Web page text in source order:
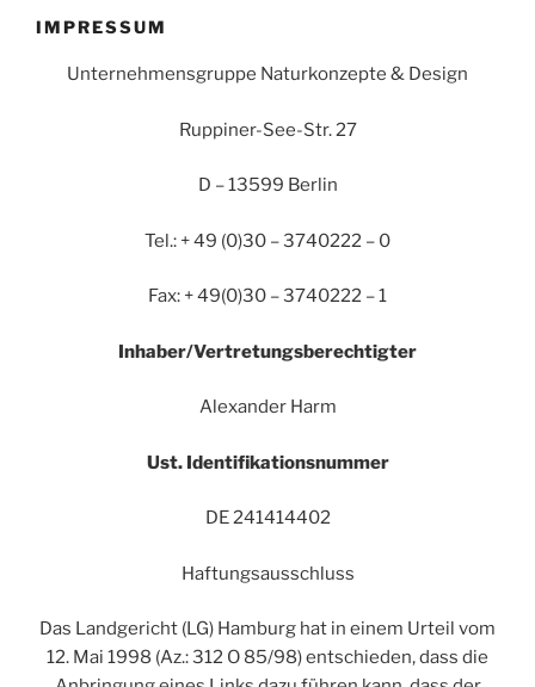
IMPRESSUM
Unternehmensgruppe Naturkonzepte & Design
Ruppiner-See-Str. 27
D – 13599 Berlin
Tel.: + 49 (0)30 – 3740222 – 0
Fax: + 49(0)30 – 3740222 – 1
Inhaber/Vertretungsberechtigter
Alexander Harm
Ust. Identifikationsnummer
DE 241414402
Haftungsausschluss
Das Landgericht (LG) Hamburg hat in einem Urteil vom
12. Mai 1998 (Az.: 312 O 85/98) entschieden, dass die